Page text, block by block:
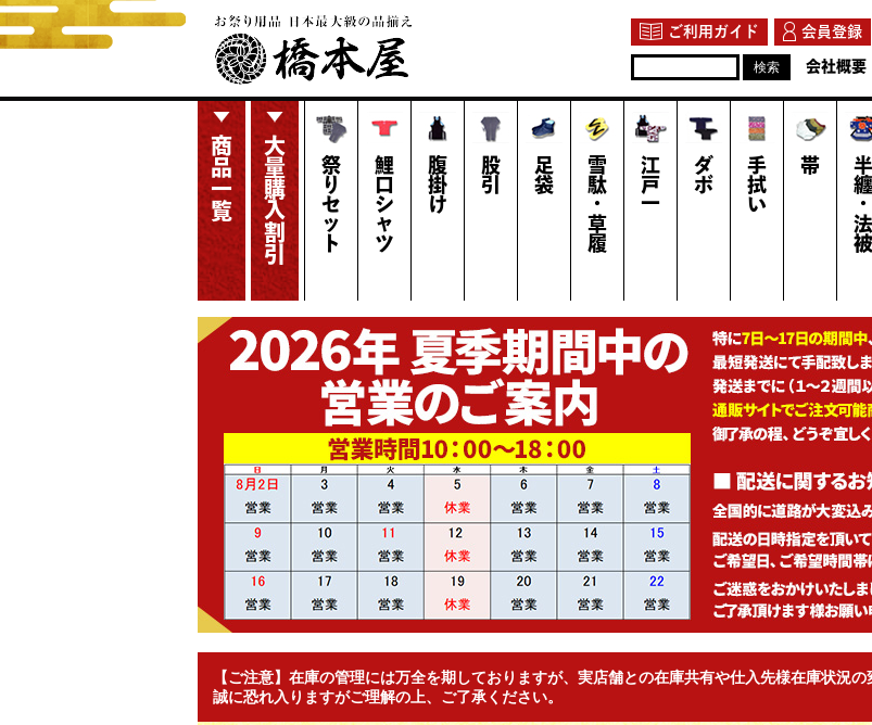
ご利用ガイド 会員登録
会社概要
商品一覧 大量購入割引 祭りセット 鯉口シャツ 腹掛け 股引 足袋 雪駄・草履 江戸一 ダボ 手拭い 帯 半纏・法被
【ご注意】在庫の管理には万全を期しておりますが、実店舗との在庫共有や仕入先様在庫状況
誠に恐れ入りますがご理解の上、ご了承ください。